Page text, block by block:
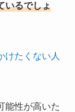
いるでしょ
けたくない人
能性が高いた